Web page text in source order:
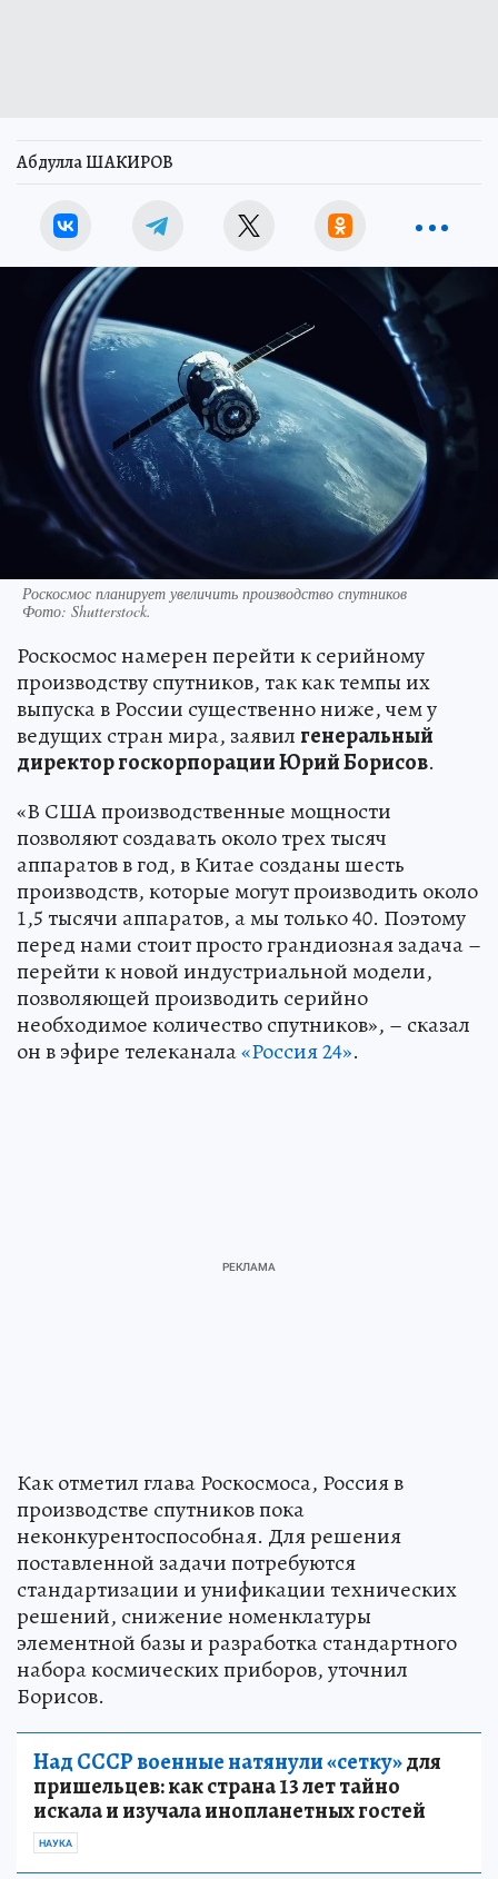
Абдулла ШАКИРОВ
Роскосмос планирует увеличить производство спутников
Фото: Shutterstock.
Роскосмос намерен перейти к серийному
производству спутников, так как темпы их
выпуска в России существенно ниже, чем у
ведущих стран мира, заявилгенеральный
директор госкорпорации Юрий Борисов.
«В США производственные мощности
позволяют создавать около трех тысяч
аппаратов в год, в Китае созданы шесть
производств, которые могут производить около
1,5 тысячи аппаратов, а мы только 40. Поэтому
перед нами стоит просто грандиозная задача –
перейти к новой индустриальной модели,
позволяющей производить серийно
необходимое количество спутников», – сказал
он в эфире телеканала«Россия 24».
Как отметил глава Роскосмоса, Россия в
производстве спутников пока
неконкурентоспособная. Для решения
поставленной задачи потребуются
стандартизации и унификации технических
решений, снижение номенклатуры
элементной базы и разработка стандартного
набора космических приборов, уточнил
Борисов.
Над СССР военные натянули «сетку»для
пришельцев: как страна 13 лет тайно
искала и изучала инопланетных гостей
НАУКА